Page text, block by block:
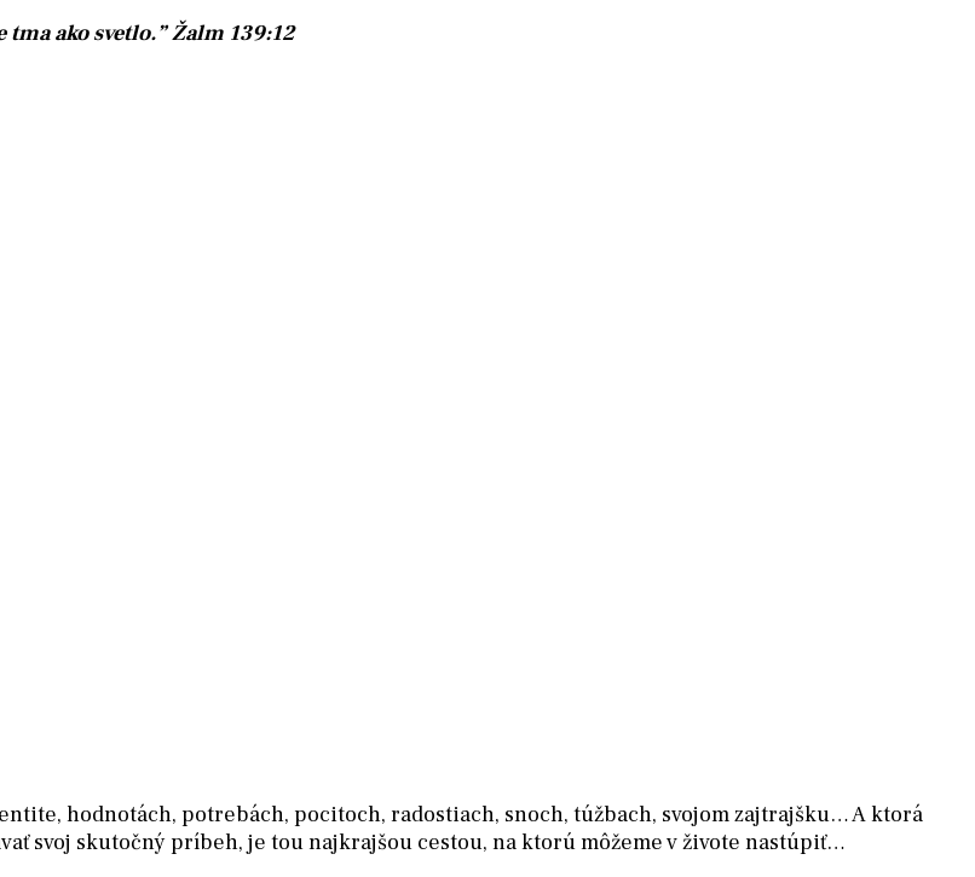
tma ako svetlo.” Žalm 139:12
hodnotách, potrebách, pocitoch, radostiach, snoch, túžbach, svojom zajtrajšku… A ktorá
svoj skutočný príbeh, je tou najkrajšou cestou, na ktorú môžeme v živote nastúpiť…